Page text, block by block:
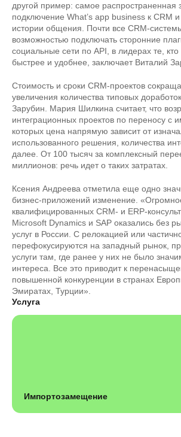
другой пример: самое распространенная
подключение What’s app business к CRM
истории общения. Почти все CRM-
возможностью подключать сторонние
социальные сети по API, в лидерах те, кто
быстрее и удобнее, заключает Виталий
Стоимость и сроки CRM-проектов
увеличения количества типовых
Зарубин. Мария Шилкина считает, что
интеграционных проектов по переносу с
которых цена напрямую зависит от
использованного решения, количества
далее. От 100 тысяч за комплексный
миллионов: речь идет о таких затратах.
Ксения Андреева отметила еще одно
бизнес-приложений изменение.
квалифицированных CRM- и ERP-
Microsoft Dynamics и SAP оказались без
услуг в России. С релокацией или
перефокусируются на западный рынок,
услуги там, где ранее у них не было
интереса. Все это приводит к
повышенной конкуренции в странах
Эмиратах, Турции».
Услуга
Импортозамещение